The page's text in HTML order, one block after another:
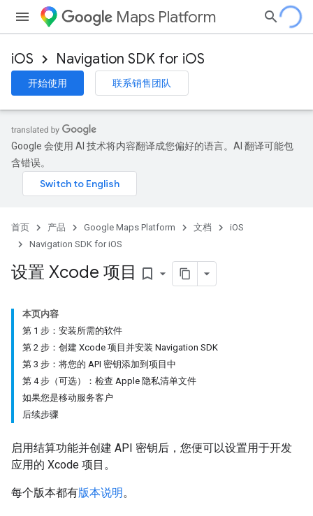
Maps Platform
iOS Navigation SDK for iOS
开始使用 联系销售团队
Google 会使用 AI 技术将内容翻译成您偏好的语言。AI 翻译可能包
含错误。
首页 产品 Google Maps Platform 文档
iOS
Navigation SDK for iOS
设置 Xcode 项目 bookmark_border
本页内容
第 1 步：安装所需的软件
第 2 步：创建 Xcode 项目并安装 Navigation SDK
第 3 步：将您的 API 密钥添加到项目中
第 4 步（可选）：检查 Apple 隐私清单文件
如果您是移动服务客户
后续步骤
启用结算功能并创建 API 密钥后，您便可以设置用于开发
应用的 Xcode 项目。
每个版本都有版本说明。